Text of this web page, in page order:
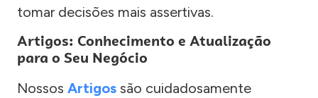
tomar decisões mais assertivas.
Artigos: Conhecimento e Atualização
para o Seu Negócio
Nossos Artigos são cuidadosamente